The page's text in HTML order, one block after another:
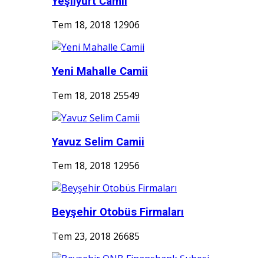
Tem 18, 2018 12906
Yeni Mahalle Camii
Tem 18, 2018 25549
Yavuz Selim Camii
Tem 18, 2018 12956
Beyşehir Otobüs Firmaları
Tem 23, 2018 26685